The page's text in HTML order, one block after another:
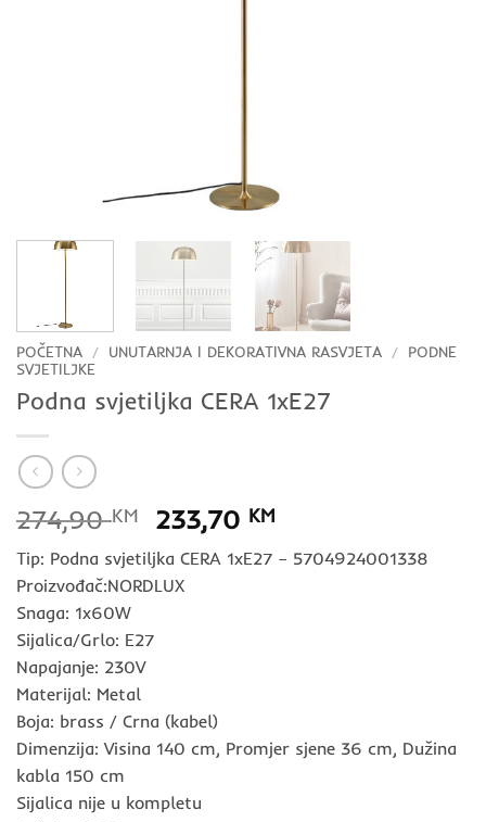
POČETNA / UNUTARNJA I DEKORATIVNA RASVJETA / PODNE
SVJETILJKE
Podna svjetiljka CERA 1xE27
274,90KM
Izvorna
cijena
bila
je:
233,70 KM
cijena
je:
Tip: Podna svjetiljka CERA 1xE27 – 5704924001338
Proizvođač:NORDLUX
Snaga: 1x60W
Sijalica/Grlo: E27
Napajanje: 230V
Materijal: Metal
Boja: brass / Crna (kabel)
Dimenzija: Visina 140 cm, Promjer sjene 36 cm, Dužina
kabla 150 cm
Sijalica nije u kompletu